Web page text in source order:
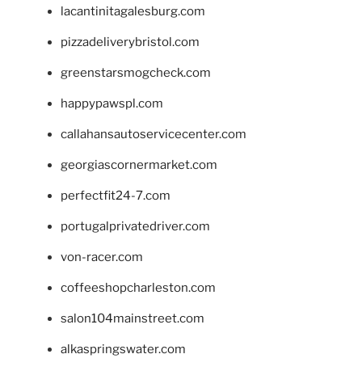
lacantinitagalesburg.com
pizzadeliverybristol.com
greenstarsmogcheck.com
happypawspl.com
callahansautoservicecenter.com
georgiascornermarket.com
perfectfit24-7.com
portugalprivatedriver.com
von-racer.com
coffeeshopcharleston.com
salon104mainstreet.com
alkaspringswater.com